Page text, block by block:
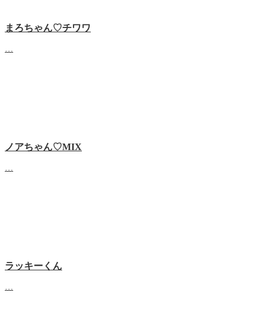
まろちゃん♡チワワ
ノアちゃん♡‬MIX
ラッキーくん